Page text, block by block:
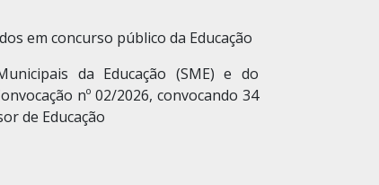
em concurso público da Educação
da Educação (SME) e do
nº 02/2026, convocando 34
de Educação